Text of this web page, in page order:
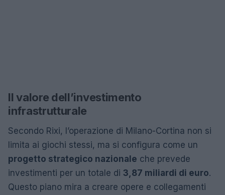
Il valore dell’investimento
infrastrutturale
Secondo Rixi, l’operazione di Milano-Cortina non si
limita ai giochi stessi, ma si configura come un
progetto strategico nazionale che prevede
investimenti per un totale di 3,87 miliardi di euro.
Questo piano mira a creare opere e collegamenti